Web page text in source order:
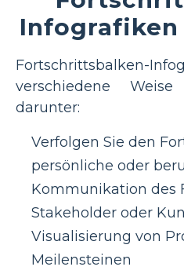
Fortschrittsbalken-
verschiedene
darunter:
Verfolgen Sie den
persönliche oder
Kommunikation des
Stakeholder oder
Visualisierung von
Meilensteinen